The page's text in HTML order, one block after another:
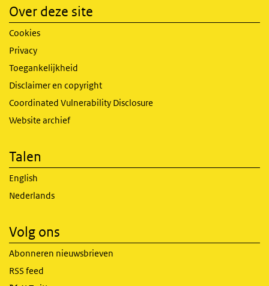
Over deze site
Cookies
Privacy
Toegankelijkheid
Disclaimer en copyright
Coordinated Vulnerability Disclosure
Website archief
Talen
English
Nederlands
Volg ons
Abonneren nieuwsbrieven
RSS feed